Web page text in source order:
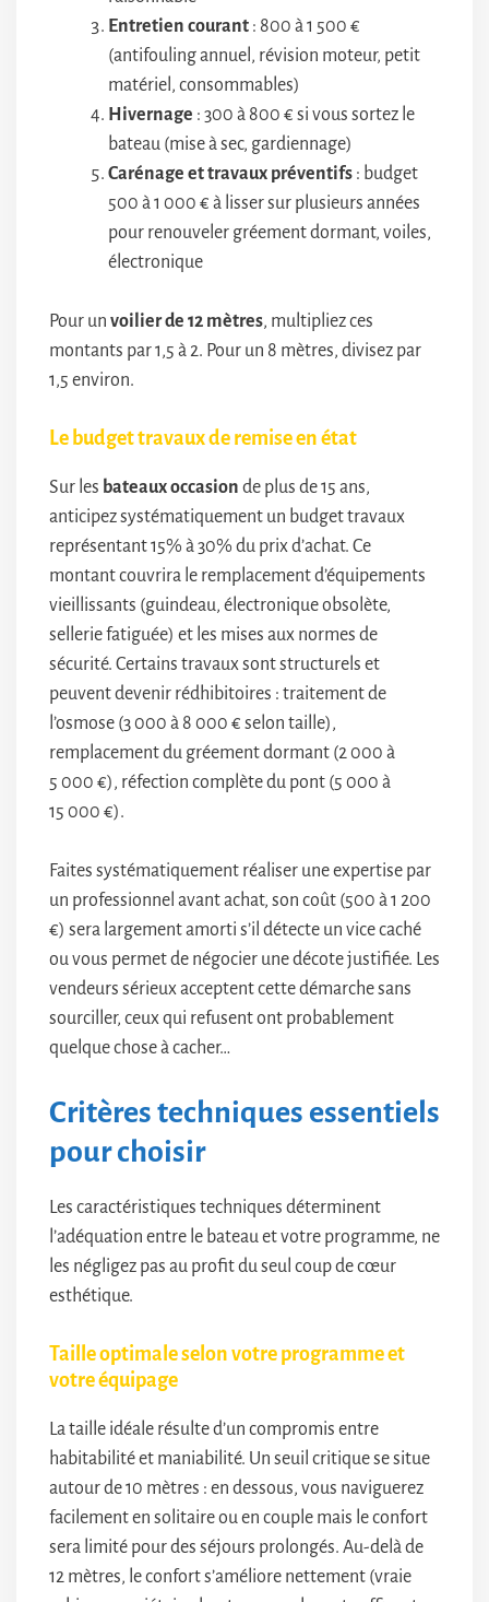
Entretien courant : 800 à 1 500 €
(antifouling annuel, révision moteur, petit
matériel, consommables)
Hivernage : 300 à 800 € si vous sortez le
bateau (mise à sec, gardiennage)
Carénage et travaux préventifs : budget
500 à 1 000 € à lisser sur plusieurs années
pour renouveler gréement dormant, voiles,
électronique
Pour un voilier de 12 mètres, multipliez ces
montants par 1,5 à 2. Pour un 8 mètres, divisez par
1,5 environ.
Le budget travaux de remise en état
Sur les bateaux occasion de plus de 15 ans,
anticipez systématiquement un budget travaux
représentant 15% à 30% du prix d’achat. Ce
montant couvrira le remplacement d’équipements
vieillissants (guindeau, électronique obsolète,
sellerie fatiguée) et les mises aux normes de
sécurité. Certains travaux sont structurels et
peuvent devenir rédhibitoires : traitement de
l’osmose (3 000 à 8 000 € selon taille),
remplacement du gréement dormant (2 000 à
5 000 €), réfection complète du pont (5 000 à
15 000 €).
Faites systématiquement réaliser une expertise par
un professionnel avant achat, son coût (500 à 1 200
€) sera largement amorti s’il détecte un vice caché
ou vous permet de négocier une décote justifiée. Les
vendeurs sérieux acceptent cette démarche sans
sourciller, ceux qui refusent ont probablement
quelque chose à cacher…
Critères techniques essentiels
pour choisir
Les caractéristiques techniques déterminent
l’adéquation entre le bateau et votre programme, ne
les négligez pas au profit du seul coup de cœur
esthétique.
Taille optimale selon votre programme et
votre équipage
La taille idéale résulte d’un compromis entre
habitabilité et maniabilité. Un seuil critique se situe
autour de 10 mètres : en dessous, vous naviguerez
facilement en solitaire ou en couple mais le confort
sera limité pour des séjours prolongés. Au-delà de
12 mètres, le confort s’améliore nettement (vraie